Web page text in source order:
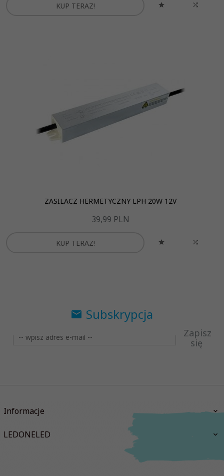
KUP TERAZ!
ZASILACZ HERMETYCZNY LPH 20W 12V
39,99 PLN
KUP TERAZ!
Subskrypcja
Zapisz
się
Informacje
LEDONELED